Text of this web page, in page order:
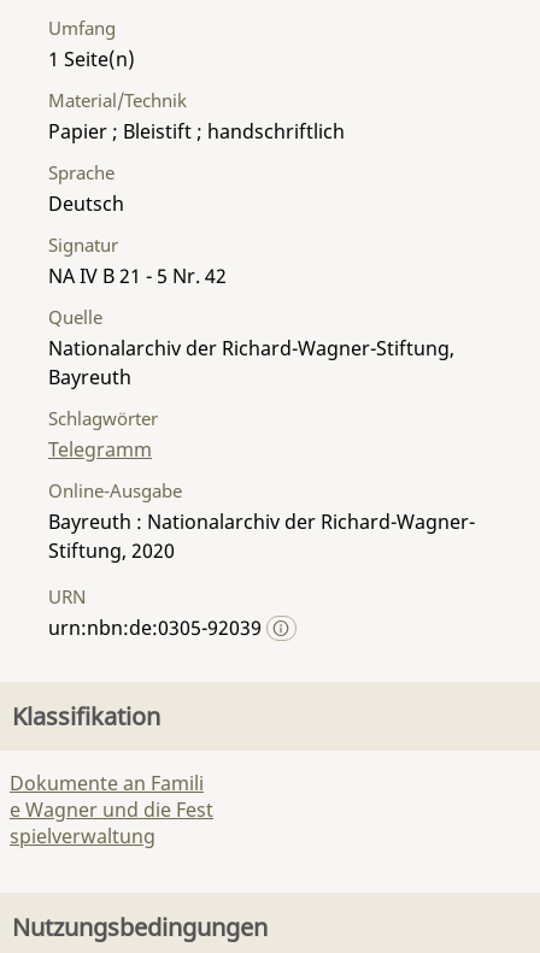
Umfang
1
Material/Technik
Papier ; Bleistift ; handschriftlich
Sprache
Deutsch
Signatur
NA IV B 21 - 5 Nr. 42
Quelle
Nationalarchiv der Richard-Wagner-Stiftung,
Bayreuth
Schlagwörter
Telegramm
Online-Ausgabe
Bayreuth : Nationalarchiv der Richard-Wagner-
Stiftung, 2020
URN
urn:nbn:de:0305-92039
Klassifikation
Dokumente an Famili
e Wagner und die Fest
spielverwaltung
Nutzungsbedingungen